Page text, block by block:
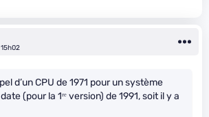
d’un CPU de 1971 pour un système
(pour la 1ʳᵉ version) de 1991, soit il y a